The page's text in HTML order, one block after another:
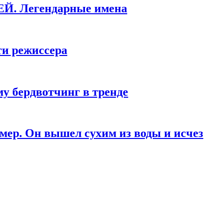
Легендарные имена
режиссера
бердвотчинг в тренде
Он вышел сухим из воды и исчез